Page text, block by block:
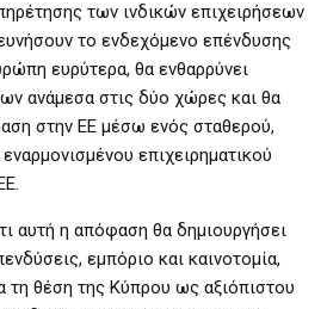
των ινδικών επιχειρήσεων
το ενδεχόμενο επένδυσης
ευρύτερα, θα ενθαρρύνει
ανάμεσα στις δύο χώρες και θα
στην ΕΕ μέσω ενός σταθερού,
επιχειρηματικού
αυτή η απόφαση θα δημιουργήσει
εμπόριο και καινοτομία,
τη θέση της Κύπρου ως αξιόπιστου